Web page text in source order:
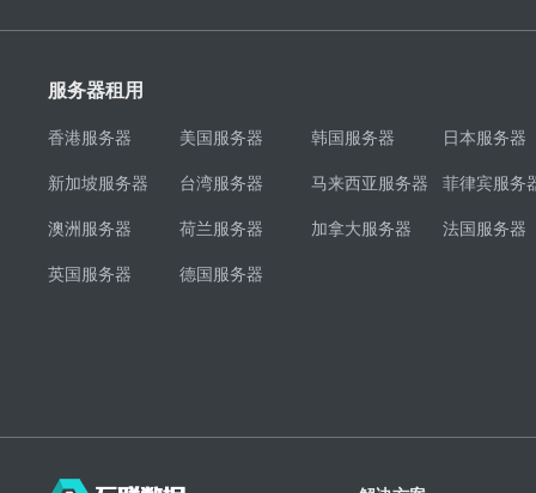
服务器租用
香港服务器 美国服务器 韩国服务器 日本服务器
新加坡服务器 台湾服务器 马来西亚服务器 菲律宾服务
澳洲服务器 荷兰服务器 加拿大服务器 法国服务器
英国服务器 德国服务器